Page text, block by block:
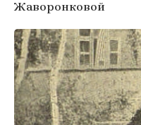
Жаворонковой